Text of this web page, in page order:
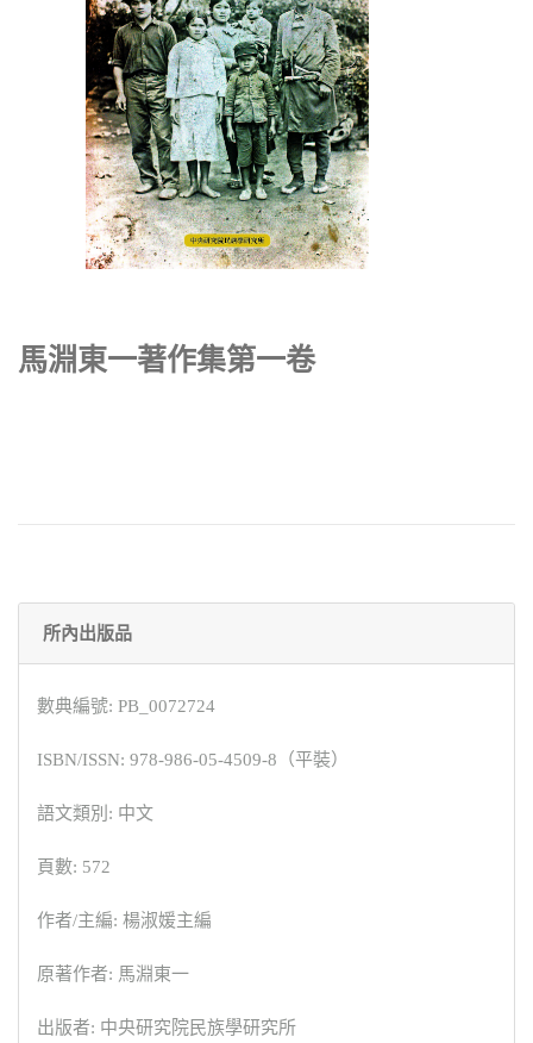
馬淵東一著作集第一卷
所內出版品
數典編號: PB_0072724
ISBN/ISSN: 978-986-05-4509-8（平裝）
語文類別: 中文
頁數: 572
作者/主編: 楊淑媛主編
原著作者: 馬淵東一
出版者: 中央研究院民族學研究所